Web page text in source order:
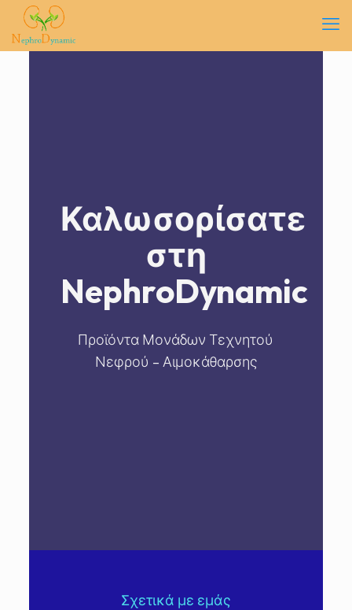
Καλωσορίσατε
στη
NephroDynamic
Προϊόντα Μονάδων Τεχνητού
Νεφρού – Αιμοκάθαρσης
Σχετικά με εμάς